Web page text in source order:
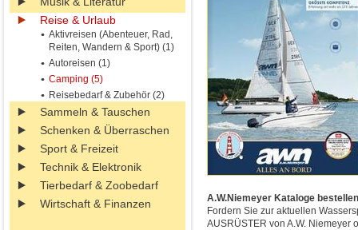
Reise & Urlaub
Aktivreisen (Abenteuer, Rad,
Reiten, Wandern & Sport) (1)
Autoreisen (1)
Camping (5)
Reisebedarf & Zubehör (2)
Sammeln & Tauschen
Schenken & Überraschen
Sport & Freizeit
Technik & Elektronik
Tierbedarf & Zoobedarf
Wirtschaft & Finanzen
A.W.Niemeyer Kataloge
Fordern Sie zur aktuellen
AUSRÜSTER von A.W.